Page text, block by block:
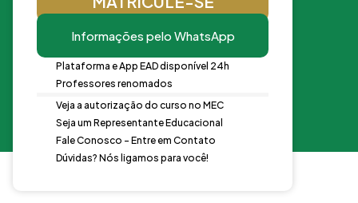
Informações pelo WhatsApp
Plataforma e App EAD disponível 24h
Professores renomados
Veja a autorização do curso no MEC
Seja um Representante Educacional
Fale Conosco - Entre em Contato
Dúvidas? Nós ligamos para você!